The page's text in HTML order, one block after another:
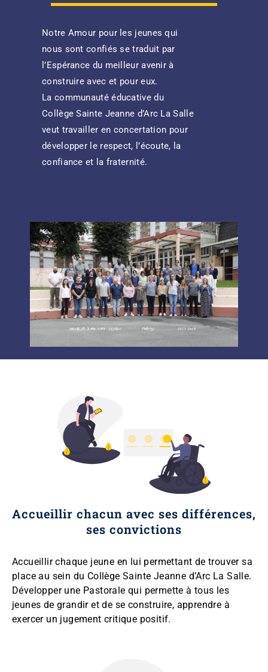
Notre Amour pour les jeunes qui
nous sont confiés se traduit par
l’Espérance du meilleur avenir à
construire avec et pour eux.
La communauté éducative du
Collège Sainte Jeanne d’Arc La Salle
veut travailler en concertation pour
développer le respect, l’écoute, la
confiance et la fraternité.
Accueillir chacun avec ses différences,
ses convictions
Accueillir chaque jeune en lui permettant de trouver sa
place au sein du Collège Sainte Jeanne d’Arc La Salle.
Développer une Pastorale qui permette à tous les
jeunes de grandir et de se construire, apprendre à
exercer un jugement critique positif.